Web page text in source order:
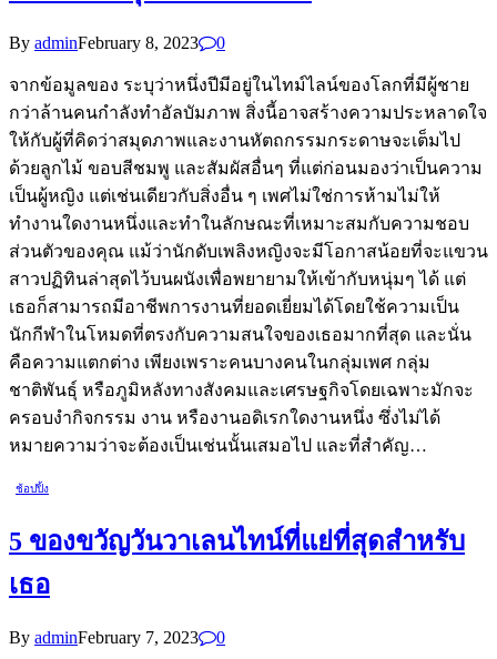
By adminFebruary 8, 2023 0
จากข้อมูลของ ระบุว่าหนึ่งปีมีอยู่ในไทม์ไลน์ของโลกที่มีผู้ชาย
กว่าล้านคนกำลังทำอัลบัมภาพ สิ่งนี้อาจสร้างความประหลาดใจ
ให้กับผู้ที่คิดว่าสมุดภาพและงานหัตถกรรมกระดาษจะเต็มไป
ด้วยลูกไม้ ขอบสีชมพู และสัมผัสอื่นๆ ที่แต่ก่อนมองว่าเป็นความ
เป็นผู้หญิง แต่เช่นเดียวกับสิ่งอื่น ๆ เพศไม่ใช่การห้ามไม่ให้
ทำงานใดงานหนึ่งและทำในลักษณะที่เหมาะสมกับความชอบ
ส่วนตัวของคุณ แม้ว่านักดับเพลิงหญิงจะมีโอกาสน้อยที่จะแขวน
สาวปฏิทินล่าสุดไว้บนผนังเพื่อพยายามให้เข้ากับหนุ่มๆ ได้ แต่
เธอก็สามารถมีอาชีพการงานที่ยอดเยี่ยมได้โดยใช้ความเป็น
นักกีฬาในโหมดที่ตรงกับความสนใจของเธอมากที่สุด และนั่น
คือความแตกต่าง เพียงเพราะคนบางคนในกลุ่มเพศ กลุ่ม
ชาติพันธุ์ หรือภูมิหลังทางสังคมและเศรษฐกิจโดยเฉพาะมักจะ
ครอบงำกิจกรรม งาน หรืองานอดิเรกใดงานหนึ่ง ซึ่งไม่ได้
หมายความว่าจะต้องเป็นเช่นนั้นเสมอไป และที่สำคัญ…
ช้อปปิ้ง
5 ของขวัญวันวาเลนไทน์ที่แย่ที่สุดสำหรับ
เธอ
By adminFebruary 7, 2023 0